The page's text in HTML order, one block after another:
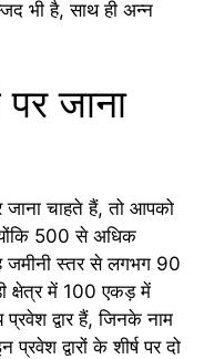
भी है, साथ ही अन्न
जाना
चाहते हैं, तो आपको
500 ​​से अधिक
जमीनी स्तर से लगभग 90
क्षेत्र में 100 एकड़ में
द्वार हैं, जिनके नाम
प्रवेश द्वारों के शीर्ष पर दो